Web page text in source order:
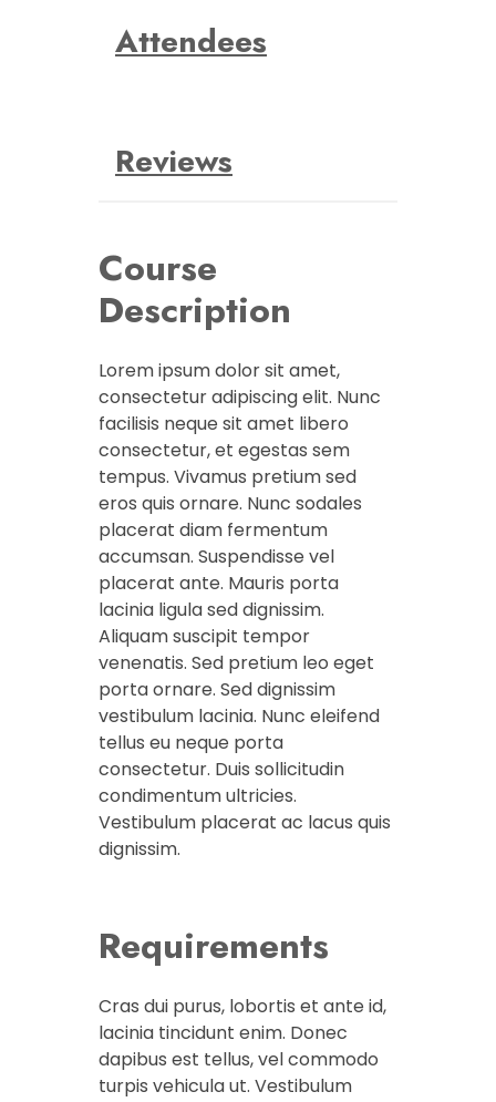
Attendees
Reviews
Course
Description
Lorem ipsum dolor sit amet,
consectetur adipiscing elit. Nunc
facilisis neque sit amet libero
consectetur, et egestas sem
tempus. Vivamus pretium sed
eros quis ornare. Nunc sodales
placerat diam fermentum
accumsan. Suspendisse vel
placerat ante. Mauris porta
lacinia ligula sed dignissim.
Aliquam suscipit tempor
venenatis. Sed pretium leo eget
porta ornare. Sed dignissim
vestibulum lacinia. Nunc eleifend
tellus eu neque porta
consectetur. Duis sollicitudin
condimentum ultricies.
Vestibulum placerat ac lacus quis
dignissim.
Requirements
Cras dui purus, lobortis et ante id,
lacinia tincidunt enim. Donec
dapibus est tellus, vel commodo
turpis vehicula ut. Vestibulum